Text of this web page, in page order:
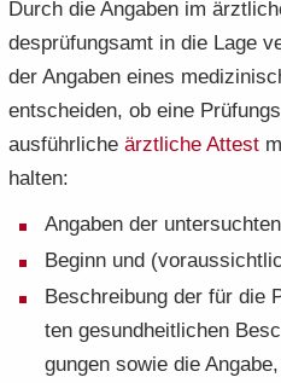
Durch die An­ga­ben im
des­prü­fungs­amt in die Lage
der An­ga­ben eines
ent­schei­den, ob eine
aus­führ­li­che ärzt­li­che At­test
hal­ten:
An­ga­ben der
Be­ginn und
Be­schrei­bung der für die
ten ge­sund­heit­li­chen
gun­gen sowie die